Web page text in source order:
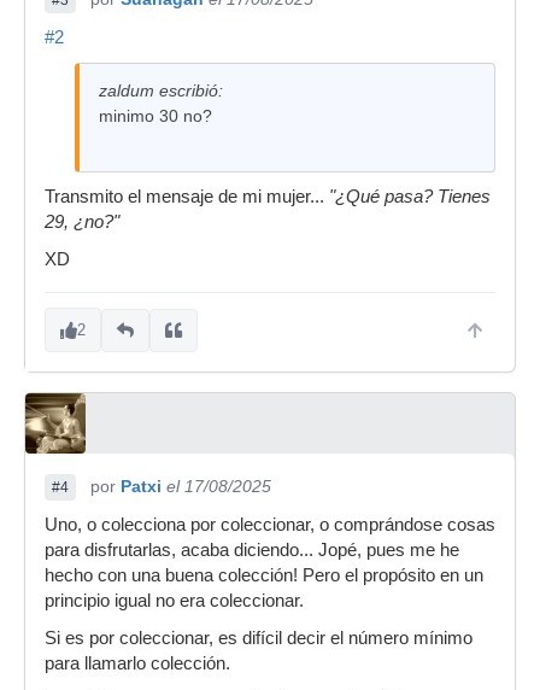
#2
zaldum escribió:
minimo 30 no?
Transmito el mensaje de mi mujer... "¿Qué pasa? Tienes
29, ¿no?"
XD
2
#4 por Patxi el 17/08/2025
Uno, o colecciona por coleccionar, o comprándose cosas
para disfrutarlas, acaba diciendo... Jopé, pues me he
hecho con una buena colección! Pero el propósito en un
principio igual no era coleccionar.
Si es por coleccionar, es difícil decir el número mínimo
para llamarlo colección.